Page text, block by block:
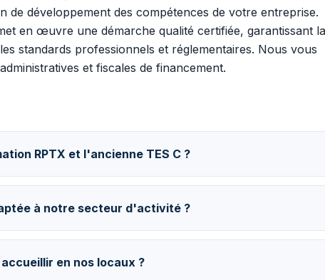
de développement des compétences de votre entreprise.
en œuvre une démarche qualité certifiée, garantissant la
standards professionnels et réglementaires. Nous vous
et fiscales de financement.
RPTX et l'ancienne TES C ?
à notre secteur d'activité ?
en nos locaux ?